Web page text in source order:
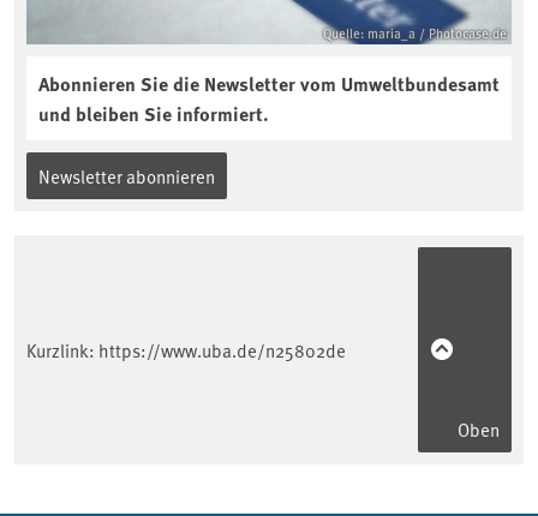
Quelle: maria_a / Photocase.de
Abonnieren Sie die Newsletter vom Umweltbundesamt
und bleiben Sie informiert.
Newsletter abonnieren
Kurzlink: https://www.uba.de/n25802de
Oben